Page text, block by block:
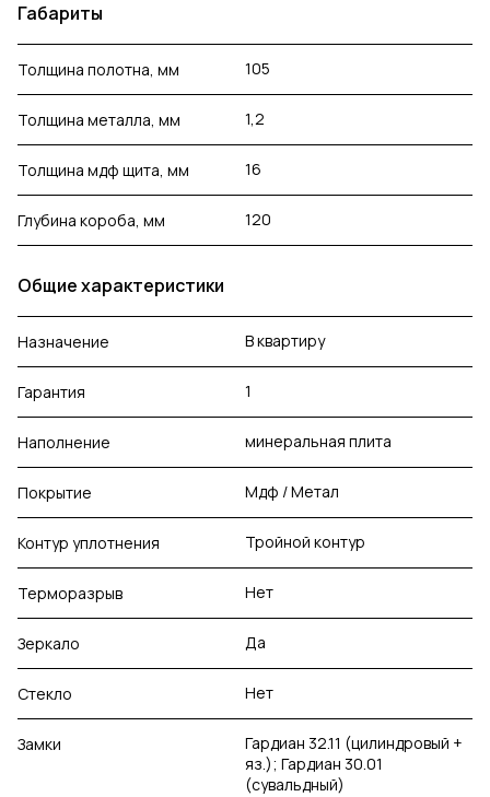
Габариты
Толщина полотна, мм 105
Толщина металла, мм 1,2
Толщина мдф щита, мм 16
Глубина короба, мм 120
Общие характеристики
Назначение В квартиру
Гарантия 1
Наполнение минеральная плита
Покрытие Мдф / Метал
Контур уплотнения Тройной контур
Терморазрыв Нет
Зеркало Да
Стекло Нет
Замки
Гардиан 32.11 (цилиндровый +
яз.); Гардиан 30.01
(сувальдный)